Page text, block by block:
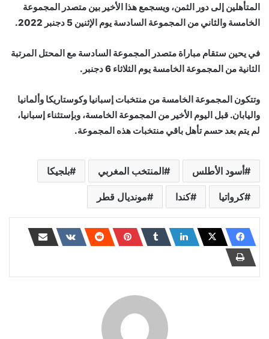
المتأهلين إلى دور الثمن، ويسجمع هذا الأخير بين متصدر المجموعة
الخامسة والثاني من المجموعة السادسة يوم الإثنين 5 دجنبر 2022.
في يحين ستقام مباراة متصدر المجموعة السادسة مع المحتل المرتبة
الثانية من المجموعة الخامسة يوم الثلاثاء 6 دجنبر.
وتتكون المجموعة الخامسة من منتخبات إسبانيا وكوستاريكا وألمانيا
واليابان. قبل اليوم الأخير من المجموعة الخامسة، وبإستثناء إسبانيا،
لم يتم بعد حسم تأهل باقي منتخبات هذه المجموعة.
أسود الأطلس المنتخب المغربي بلجيكا
كرواتيا كندا مونديال قطر